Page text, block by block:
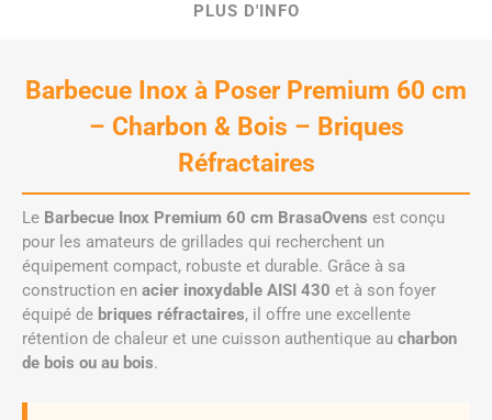
PLUS D'INFO
Barbecue Inox à Poser Premium 60 cm
– Charbon & Bois – Briques
Réfractaires
Le Barbecue Inox Premium 60 cm BrasaOvens est conçu
pour les amateurs de grillades qui recherchent un
équipement compact, robuste et durable. Grâce à sa
construction en acier inoxydable AISI 430 et à son foyer
équipé de briques réfractaires, il offre une excellente
rétention de chaleur et une cuisson authentique au charbon
de bois ou au bois.